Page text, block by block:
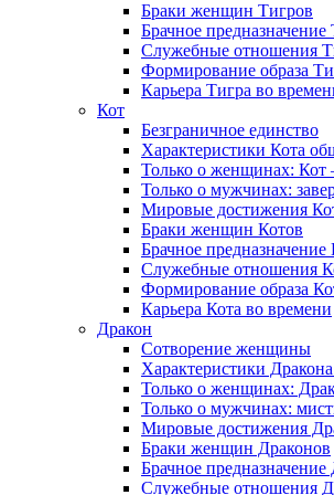
Браки женщин Тигров
Брачное предназначение
Служебные отношения
Формирование образа
Карьера Тигра во
Кот
Безграничное единство
Характеристики Кота
Только о женщинах:
Только о мужчинах:
Мировые достижения
Браки женщин Котов
Брачное предназначение
Служебные отношения
Формирование образа
Карьера Кота во времени
Дракон
Сотворение женщины
Характеристики
Только о женщинах:
Только о мужчинах:
Мировые достижения
Браки женщин Драконов
Брачное предназначение
Служебные отношения